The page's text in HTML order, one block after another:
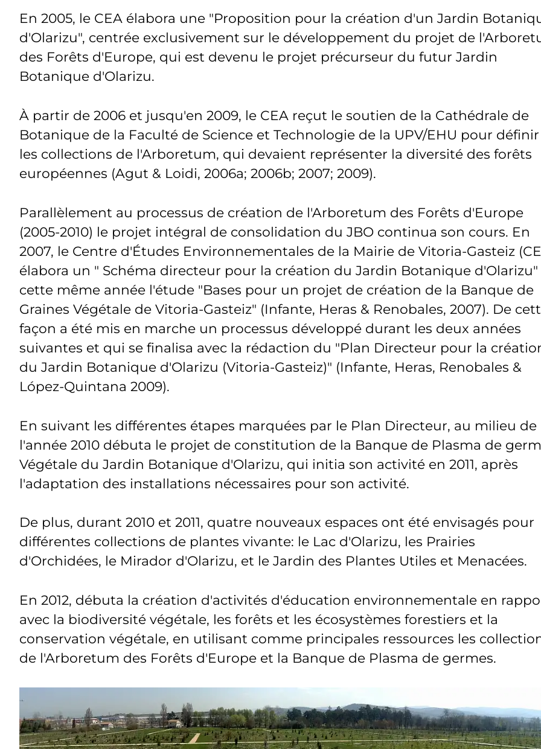
En 2005, le CEA élabora une "Proposition pour la création d'un Jardin
d'Olarizu", centrée exclusivement sur le développement du projet de
des Forêts d'Europe, qui est devenu le projet précurseur du futur Jardin
Botanique d'Olarizu.
À partir de 2006 et jusqu'en 2009, le CEA reçut le soutien de la Cathédrale de
Botanique de la Faculté de Science et Technologie de la UPV/EHU pour définir
les collections de l'Arboretum, qui devaient représenter la diversité des forêts
européennes (Agut & Loidi, 2006a; 2006b; 2007; 2009).
Parallèlement au processus de création de l'Arboretum des Forêts d'Europe
(2005-2010) le projet intégral de consolidation du JBO continua son cours. En
2007, le Centre d'Études Environnementales de la Mairie de Vitoria-Gasteiz
élabora un " Schéma directeur pour la création du Jardin Botanique d'Olarizu"
cette même année l'étude "Bases pour un projet de création de la Banque de
Graines Végétale de Vitoria-Gasteiz" (Infante, Heras & Renobales, 2007). De
façon a été mis en marche un processus développé durant les deux années
suivantes et qui se finalisa avec la rédaction du "Plan Directeur pour la
du Jardin Botanique d'Olarizu (Vitoria-Gasteiz)" (Infante, Heras, Renobales &
López-Quintana 2009).
En suivant les différentes étapes marquées par le Plan Directeur, au milieu de
l'année 2010 débuta le projet de constitution de la Banque de Plasma de
Végétale du Jardin Botanique d'Olarizu, qui initia son activité en 2011, après
l'adaptation des installations nécessaires pour son activité.
De plus, durant 2010 et 2011, quatre nouveaux espaces ont été envisagés pour
différentes collections de plantes vivante: le Lac d'Olarizu, les Prairies
d'Orchidées, le Mirador d'Olarizu, et le Jardin des Plantes Utiles et Menacées.
En 2012, débuta la création d'activités d'éducation environnementale en
avec la biodiversité végétale, les forêts et les écosystèmes forestiers et la
conservation végétale, en utilisant comme principales ressources les
de l'Arboretum des Forêts d'Europe et la Banque de Plasma de germes.